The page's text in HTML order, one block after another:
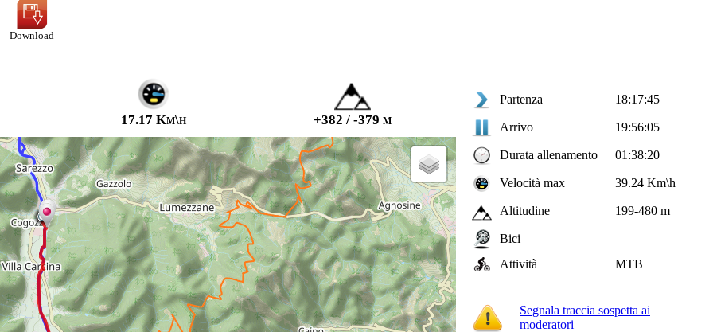
Download
17.17 Km\h +382 / -379 m
Partenza 18:17:45
Arrivo 19:56:05
Durata allenamento 01:38:20
Velocità max 39.24 Km\h
Altitudine 199-480 m
Bici
Attività
MTB
Segnala traccia sospetta ai
moderatori